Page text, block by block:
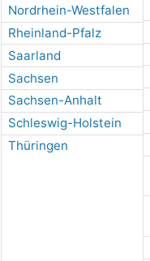
Nordrhein-Westfalen
Rheinland-Pfalz
Saarland
Sachsen
Sachsen-Anhalt
Schleswig-Holstein
Thüringen